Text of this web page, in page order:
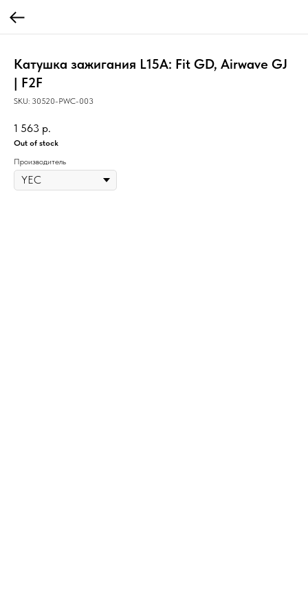
Катушка зажигания L15A: Fit GD, Airwave GJ
| F2F
SKU: 30520-PWC-003
1 563 р.
Out of stock
Производитель